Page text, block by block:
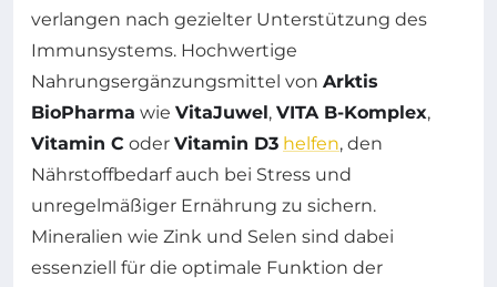
verlangen nach gezielter Unterstützung des
Immunsystems. Hochwertige
Nahrungsergänzungsmittel von Arktis
BioPharma wie VitaJuwel, VITA B-Komplex,
Vitamin C oder Vitamin D3 helfen, den
Nährstoffbedarf auch bei Stress und
unregelmäßiger Ernährung zu sichern.
Mineralien wie Zink und Selen sind dabei
essenziell für die optimale Funktion der